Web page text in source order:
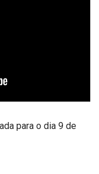
para o dia 9 de